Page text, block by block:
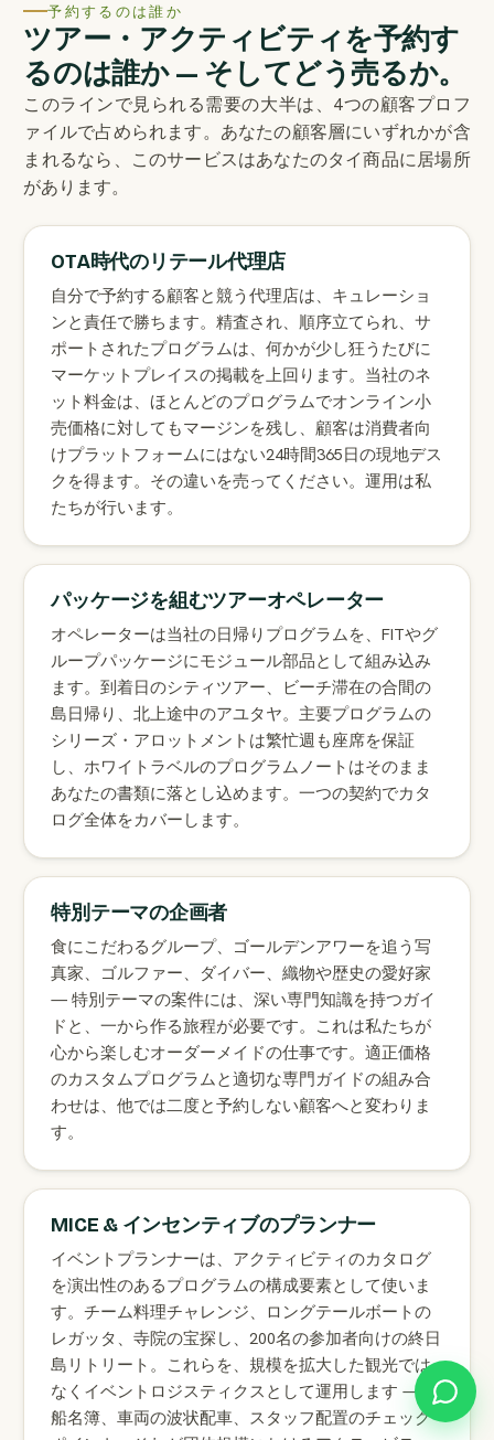
予約するのは誰か
ツアー・アクティビティを予約す
るのは誰か — そしてどう売るか。
このラインで見られる需要の大半は、4つの顧客プロフ
ァイルで占められます。あなたの顧客層にいずれかが含
まれるなら、このサービスはあなたのタイ商品に居場所
があります。
OTA時代のリテール代理店
自分で予約する顧客と競う代理店は、キュレーショ
ンと責任で勝ちます。精査され、順序立てられ、サ
ポートされたプログラムは、何かが少し狂うたびに
マーケットプレイスの掲載を上回ります。当社のネ
ット料金は、ほとんどのプログラムでオンライン小
売価格に対してもマージンを残し、顧客は消費者向
けプラットフォームにはない24時間365日の現地デス
クを得ます。その違いを売ってください。運用は私
たちが行います。
パッケージを組むツアーオペレーター
オペレーターは当社の日帰りプログラムを、FITやグ
ループパッケージにモジュール部品として組み込み
ます。到着日のシティツアー、ビーチ滞在の合間の
島日帰り、北上途中のアユタヤ。主要プログラムの
シリーズ・アロットメントは繁忙週も座席を保証
し、ホワイトラベルのプログラムノートはそのまま
あなたの書類に落とし込めます。一つの契約でカタ
ログ全体をカバーします。
特別テーマの企画者
食にこだわるグループ、ゴールデンアワーを追う写
真家、ゴルファー、ダイバー、織物や歴史の愛好家
— 特別テーマの案件には、深い専門知識を持つガイ
ドと、一から作る旅程が必要です。これは私たちが
心から楽しむオーダーメイドの仕事です。適正価格
のカスタムプログラムと適切な専門ガイドの組み合
わせは、他では二度と予約しない顧客へと変わりま
す。
MICE & インセンティブのプランナー
イベントプランナーは、アクティビティのカタログ
を演出性のあるプログラムの構成要素として使いま
す。チーム料理チャレンジ、ロングテールボートの
レガッタ、寺院の宝探し、200名の参加者向けの終日
島リトリート。これらを、規模を拡大した観光では
なくイベントロジスティクスとして運用します — 乗
船名簿、車両の波状配車、スタッフ配置のチェック